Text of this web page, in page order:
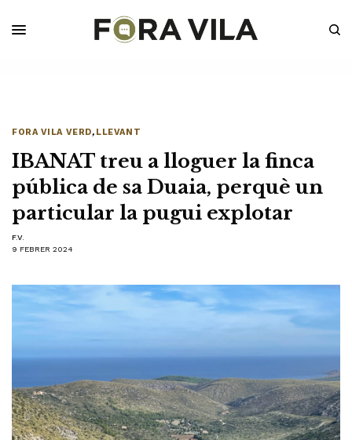
FORA VILA VERD, LLEVANT
IBANAT treu a lloguer la finca
pública de sa Duaia, perquè un
particular la pugui explotar
F.V.
9 FEBRER 2024